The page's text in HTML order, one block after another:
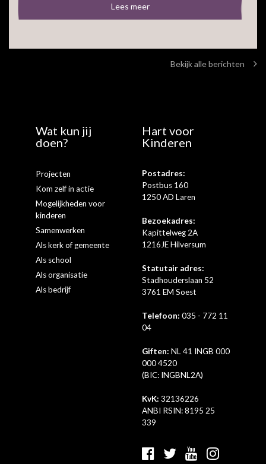
Lees meer
Bekijk alle berichten
Wat kun jij
doen?
Projecten
Kom zelf in actie
Mogelijkheden voor
kinderen
Samenwerken
Als kerk of gemeente
Als school
Als organisatie
Als bedrijf
Hart voor
Kinderen
Postadres:
Postbus 160
1250 AD Laren
Bezoekadres:
Kapittelweg 2A
1216JE Hilversum
Statutair adres:
Stadhouderslaan 52
3761 EM Soest
Telefoon: 035 - 772 11
04
Giften: NL 41 INGB 000
000 4520
(BIC: INGBNL2A)
KvK: 32136226
ANBI RSIN: 8195 25
339